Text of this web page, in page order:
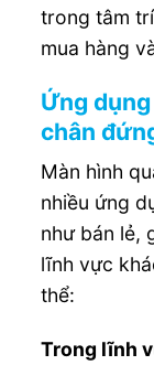
trong tâm
mua hàng
Ứng
chân
Màn hình
nhiều ứng
như bán lẻ,
lĩnh vực
thể:
Trong lĩnh